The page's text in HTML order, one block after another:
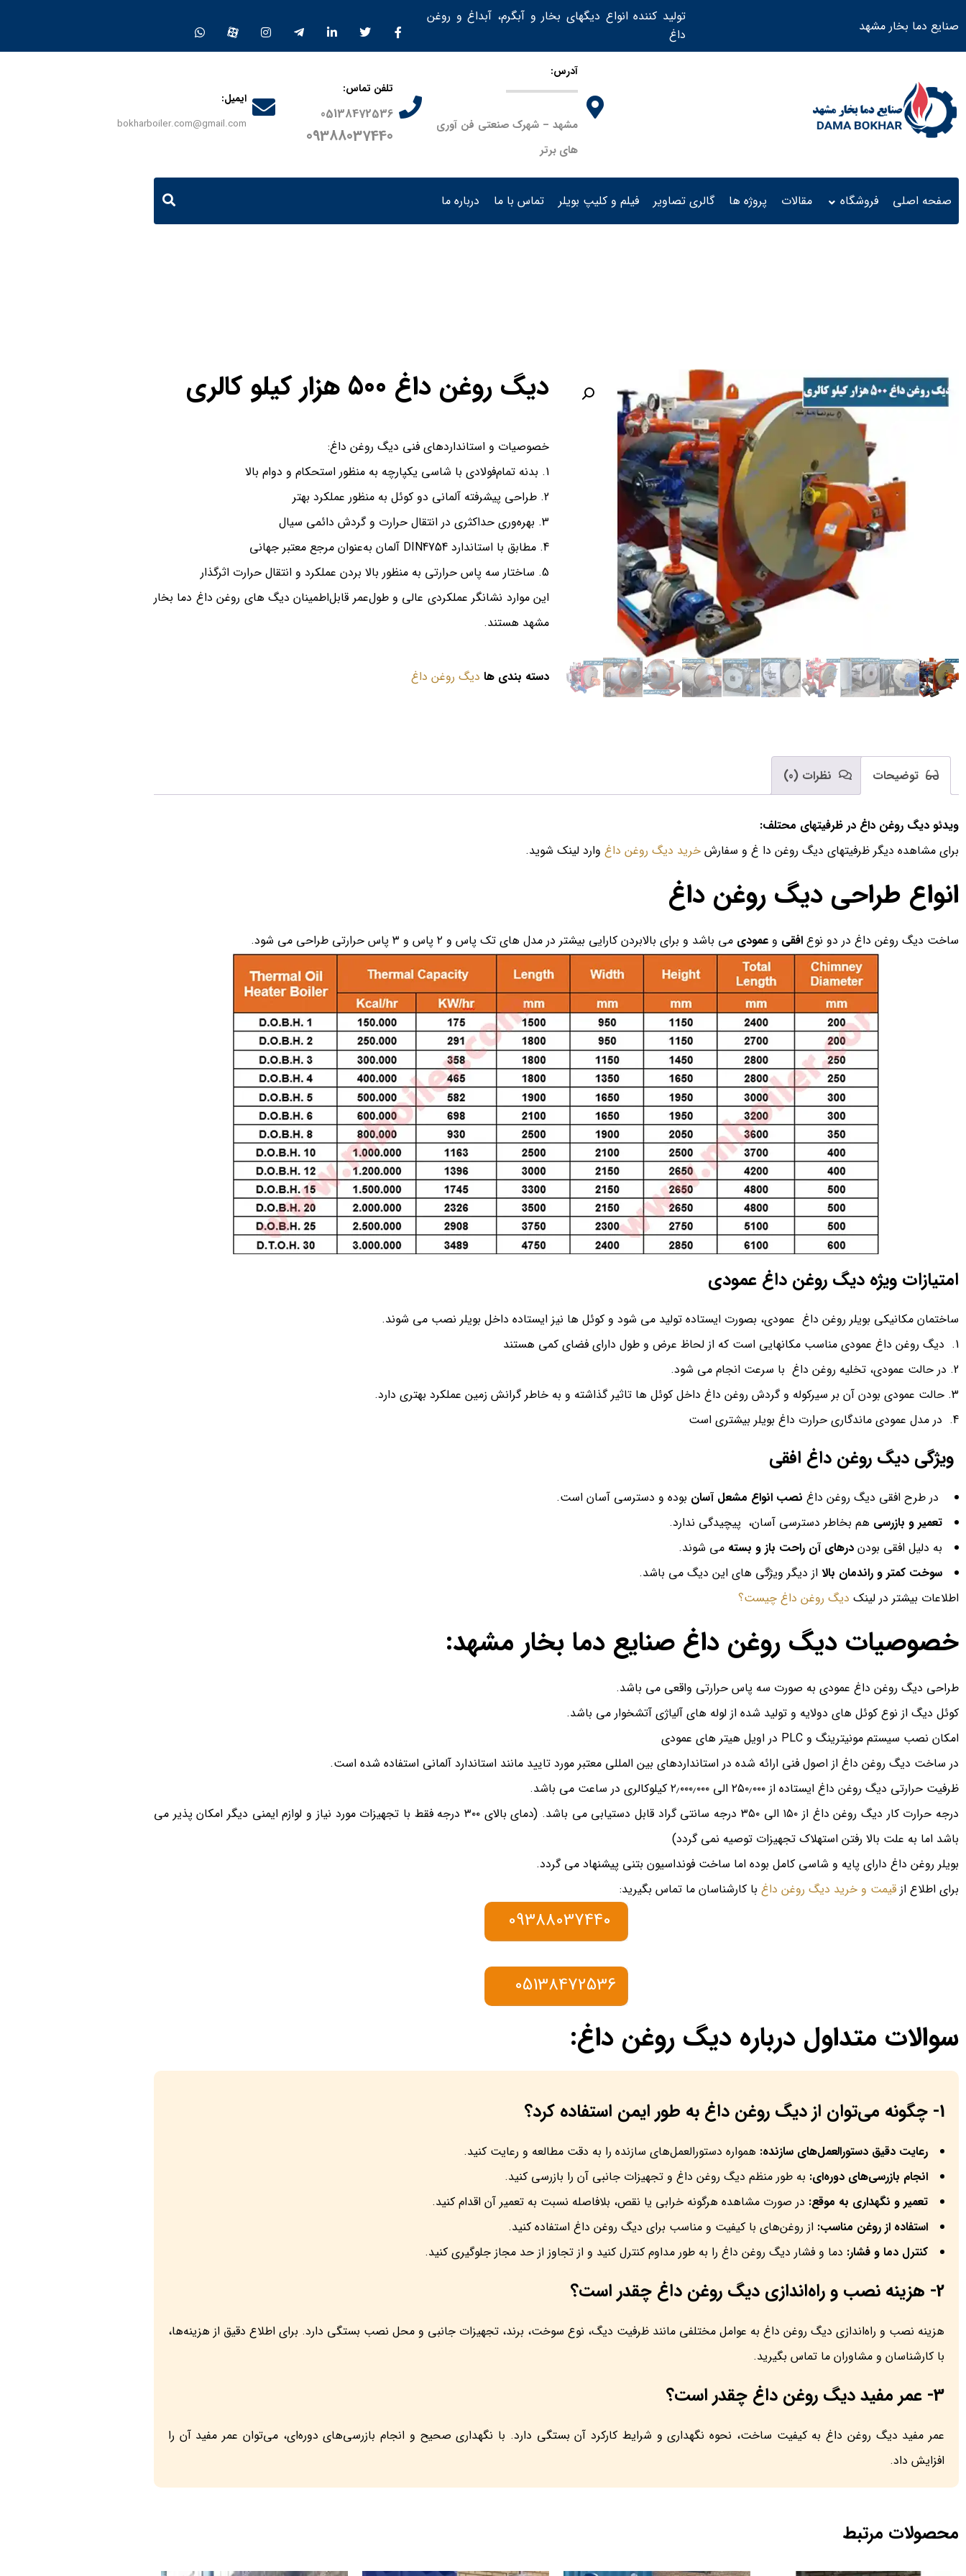
صنایع دما بخار مشهد
تولید کننده انواع دیگهای بخار و آبگرم، آبداغ و روغن
داغ ​
آدرس:
مشهد – شهرک صنعتی فن آوری
های برتر
تلفن تماس:
05138472536
09388037440
ایمیل:
bokharboiler.com@gmail.com
صفحه اصلی فروشگاه مقالات پروژه ها گالری تصاویر فیلم و کلیپ بویلر تماس با ما درباره ما
دیگ روغن داغ 500 هزار کیلو کالری
خصوصیات و استانداردهای فنی دیگ روغن داغ:
بدنه تمام‌فولادی با شاسی یکپارچه به منظور استحکام و دوام بالا
طراحی پیشرفته آلمانی دو کوئل به منظور عملکرد بهتر
بهره‌وری حداکثری در انتقال حرارت و گردش دائمی سیال
مطابق با استاندارد DIN4754 آلمان به‌عنوان مرجع معتبر جهانی
ساختار سه پاس حرارتی به منظور بالا بردن عملکرد و انتقال حرارت اثرگذار
این موارد نشانگر عملکردی عالی و طول‌عمر قابل‌اطمینان دیگ های روغن داغ دما بخار
مشهد هستند.
دسته بندی ها دیگ روغن داغ
توضیحات نظرات (0)
ویدئو دیگ روغن داغ در ظرفیتهای محتلف:
برای مشاهده دیگر ظرفیتهای دیگ روغن دا غ و سفارش خرید دیگ روغن داغ وارد لینک شوید.
انواع طراحی دیگ روغن داغ
ساخت دیگ روغن داغ در دو نوع افقی و عمودی می باشد و برای بالابردن کارایی بیشتر در مدل های تک پاس و ۲ پاس و ۳ پاس حرارتی طراحی می شود.
امتیازات ویژه دیگ روغن داغ عمودی
ساختمان مکانیکی بویلر روغن داغ عمودی، بصورت ایستاده تولید می شود و کوئل ها نیز ایستاده داخل بویلر نصب می شوند.
دیگ روغن داغ عمودی مناسب مکانهایی است که از لحاظ عرض و طول دارای فضای کمی هستند
در حالت عمودی، تخلیه روغن داغ با سرعت انجام می شود.
حالت عمودی بودن آن بر سیرکوله و گردش روغن داغ داخل کوئل ها تاثیر گذاشته و به خاطر گرانش زمین عملکرد بهتری دارد.
در مدل عمودی ماندگاری حرارت داغ بویلر بیشتری است
ویژگی دیگ روغن داغ افقی
در طرح افقی دیگ روغن داغ نصب انواع مشعل آسان بوده و دسترسی آسان است.
تعمیر و بازرسی هم بخاطر دسترسی آسان، پیچیدگی ندارد.
به دلیل افقی بودن درهای آن راحت باز و بسته می شوند.
سوخت کمتر و راندمان بالا از دیگر ویژگی های این دیگ می باشد.
اطلاعات بیشتر در لینک دیگ روغن داغ چیست؟
خصوصیات دیگ روغن داغ صنایع دما بخار مشهد:
طراحی دیگ روغن داغ عمودی به صورت سه پاس حرارتی واقعی می باشد.
کوئل دیگ از نوع کوئل های دولایه و تولید شده از لوله های آلیاژی آتشخوار می باشد.
امکان نصب سیستم مونیترینگ و PLC در اویل هیتر های عمودی
در ساخت دیگ روغن داغ از اصول فنی ارائه شده در استانداردهای بین المللی معتبر مورد تایید مانند استاندارد آلمانی استفاده شده است.
ظرفیت حرارتی دیگ روغن داغ ایستاده از ۲۵۰٫۰۰۰ الی ۲٫۰۰۰٫۰۰۰ کیلوکالری در ساعت می باشد.
درجه حرارت کار دیگ روغن داغ از ۱۵۰ الی ۳۵۰ درجه سانتی گراد قابل دستیابی می باشد. (دمای بالای ۳۰۰ درجه فقط با تجهیزات مورد نیاز و لوازم ایمنی دیگر امکان پذیر می
باشد اما به علت بالا رفتن استهلاک تجهیزات توصیه نمی گردد)
بویلر روغن داغ دارای پایه و شاسی کامل بوده اما ساخت فونداسیون بتنی پیشنهاد می گردد.
برای اطلاع از قیمت و خرید دیگ روغن داغ با کارشناسان ما تماس بگیرید:
سوالات متداول درباره دیگ روغن داغ:
1- چگونه می‌توان از دیگ روغن داغ به طور ایمن استفاده کرد؟
رعایت دقیق دستورالعمل‌های سازنده: همواره دستورالعمل‌های سازنده را به دقت مطالعه و رعایت کنید.
انجام بازرسی‌های دوره‌ای: به طور منظم دیگ روغن داغ و تجهیزات جانبی آن را بازرسی کنید.
تعمیر و نگهداری به موقع: در صورت مشاهده هرگونه خرابی یا نقص، بلافاصله نسبت به تعمیر آن اقدام کنید.
استفاده از روغن مناسب: از روغن‌های با کیفیت و مناسب برای دیگ روغن داغ استفاده کنید.
کنترل دما و فشار: دما و فشار دیگ روغن داغ را به طور مداوم کنترل کنید و از تجاوز از حد مجاز جلوگیری کنید.
2- هزینه نصب و راه‌اندازی دیگ روغن داغ چقدر است؟
هزینه نصب و راه‌اندازی دیگ روغن داغ به عوامل مختلفی مانند ظرفیت دیگ، نوع سوخت، برند، تجهیزات جانبی و محل نصب بستگی دارد. برای اطلاع دقیق از هزینه‌ها،
با کارشناسان و مشاوران ما تماس بگیرید.
3- عمر مفید دیگ روغن داغ چقدر است؟
عمر مفید دیگ روغن داغ به کیفیت ساخت، نحوه نگهداری و شرایط کارکرد آن بستگی دارد. با نگهداری صحیح و انجام بازرسی‌های دوره‌ای، می‌توان عمر مفید آن را
افزایش داد.
محصولات مرتبط